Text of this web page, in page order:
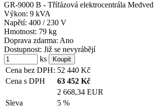
GR-9000 B - Třífázová elektrocentrála Medved
Výkon: 9 kVA
Napětí: 400 / 230 V
Hmotnost: 79 kg
Doprava zdarma: Ano
Dostupnost: Již se nevyrábějí
ks
Cena bez DPH: 52 440 Kč
Cena s DPH
63 452 Kč
2 668,34 EUR
Sleva
5 %